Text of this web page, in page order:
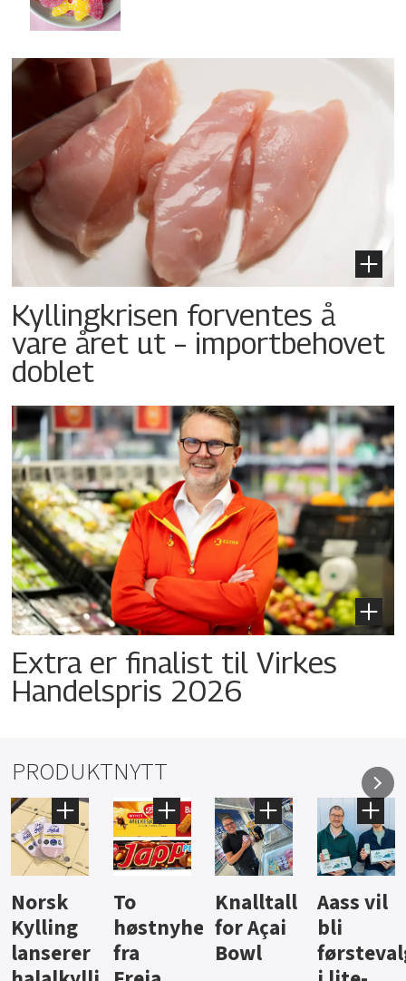
Kyllingkrisen forventes å
vare året ut – importbehovet
doblet
Extra er finalist til Virkes
Handelspris 2026
PRODUKTNYTT
Knalltall
for Açai
Bowl
Aass vil
bli
førstevalg
Brus og
jus fra
Berentsen
Hard
iste fra
Hansa